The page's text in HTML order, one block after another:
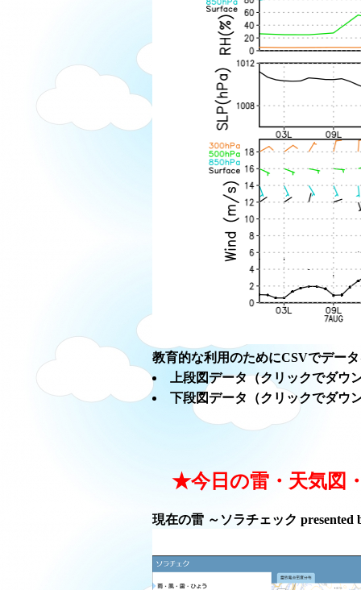
教育的な利用のためにCSVでデー
上段図データ（クリックでダウ
下段図データ（クリックでダウ
★今日の雷・天気図
現在の雷 ～ソラチェック presented